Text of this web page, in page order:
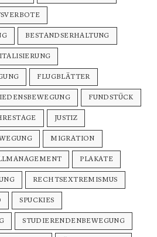
BESTANDSERHALTUNG
FLUGBLÄTTER
FUNDSTÜCK
JUSTIZ
MIGRATION
PLAKATE
RECHTSEXTREMISMUS
SPUCKIES
STUDIERENDENBEWEGUNG